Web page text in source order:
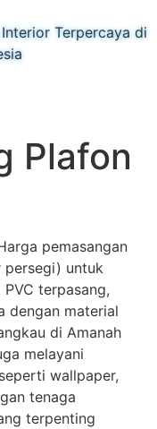
Terpercaya di
Plafon
pemasangan
persegi) untuk
terpasang,
dengan material
di Amanah
melayani
wallpaper,
tenaga
terpenting